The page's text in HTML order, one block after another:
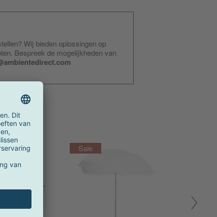
Wij bieden oplossingen op
Bespreek de mogelijkheden van